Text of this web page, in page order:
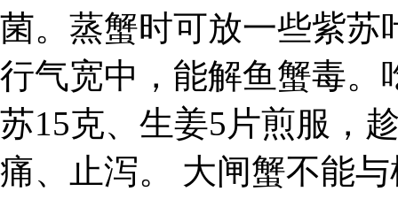
菌。蒸蟹时可放一些紫苏
行气宽中，能解鱼蟹毒。
苏15克、生姜5片煎服，
痛、止泻。 大闸蟹不能